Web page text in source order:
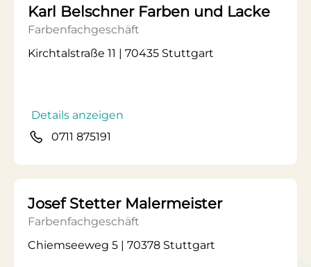
Karl Belschner Farben und Lacke
Farbenfachgeschäft
Kirchtalstraße 11 | 70435 Stuttgart
Details anzeigen
0711 875191
Josef Stetter Malermeister
Farbenfachgeschäft
Chiemseeweg 5 | 70378 Stuttgart